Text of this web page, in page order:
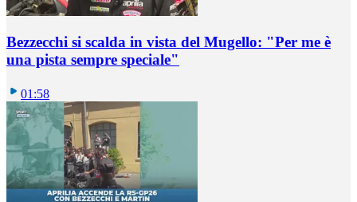
Bezzecchi si scalda in vista del Mugello: "Per me è
una pista sempre speciale"
01:58